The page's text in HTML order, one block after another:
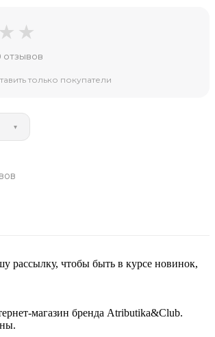
отзывов
только покупатели
▾
рассылку, чтобы быть в курсе новинок,
магазин бренда Atributika&Club.